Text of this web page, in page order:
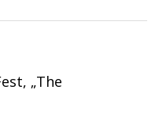
„The